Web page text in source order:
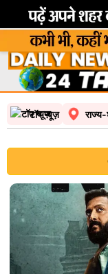
टॉप न्यूज़